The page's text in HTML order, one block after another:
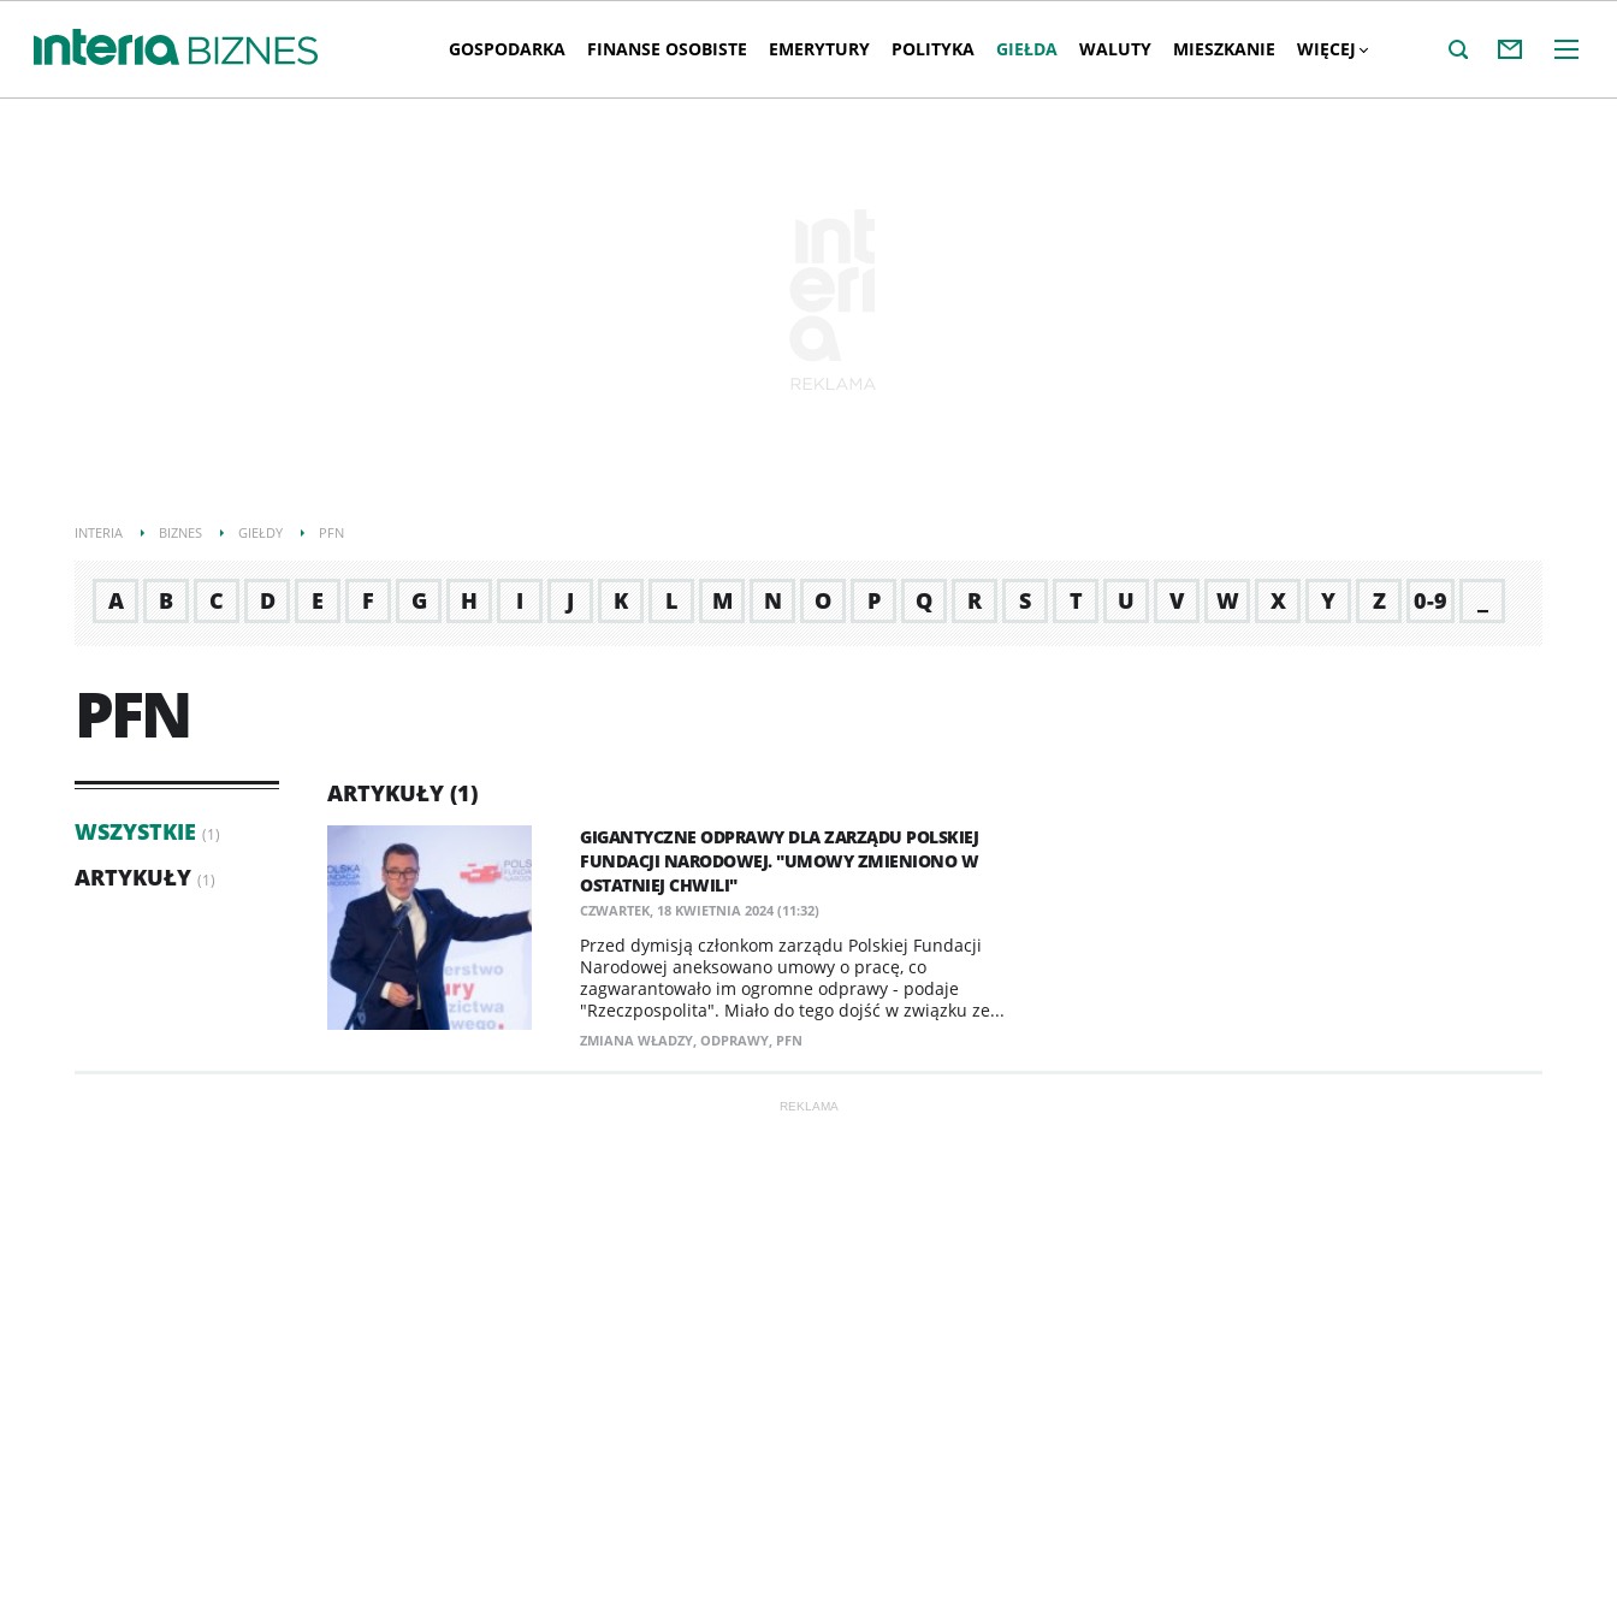
GOSPODARKA FINANSE OSOBISTE EMERYTURY POLITYKA GIEŁDA WALUTY MIESZKANIE WIĘCEJ
INTERIA BIZNES GIEŁDY PFN
A B C D E F G H I J K L M N O P Q R S T U V W X Y Z 0-9
PFN
WSZYSTKIE (1)
ARTYKUŁY (1)
ARTYKUŁY (1)
GIGANTYCZNE ODPRAWY DLA ZARZĄDU POLSKIEJ
FUNDACJI NARODOWEJ. "UMOWY ZMIENIONO W
OSTATNIEJ CHWILI"
CZWARTEK, 18 KWIETNIA 2024 (11:32)
Przed dymisją członkom zarządu Polskiej Fundacji
Narodowej aneksowano umowy o pracę, co
zagwarantowało im ogromne odprawy - podaje
"Rzeczpospolita". Miało do tego dojść w związku ze...
ZMIANA WŁADZY, ODPRAWY, PFN
REKLAMA